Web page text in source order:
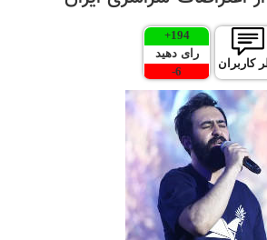
کاربران
194
+
رای دهید
6
-